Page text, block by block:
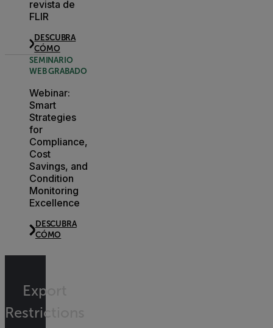
revista de
FLIR
DESCUBRA
CÓMO
SEMINARIO
WEB GRABADO
Webinar:
Smart
Strategies
for
Compliance,
Cost
Savings, and
Condition
Monitoring
Excellence
DESCUBRA
CÓMO
Export
Restrictions